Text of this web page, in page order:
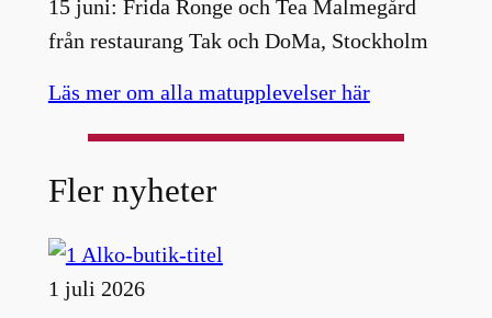
15 juni: Frida Ronge och Tea Malmegård
från restaurang Tak och DoMa, Stockholm
Läs mer om alla matupplevelser här
Fler nyheter
1 juli 2026